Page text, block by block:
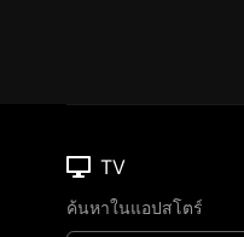
TV
ค้นหาในแอปสโตร์